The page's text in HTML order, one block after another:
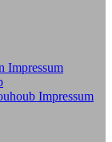
Impressum
Impressum